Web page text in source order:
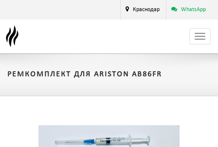
Краснодар WhatsApp
РЕМКОМПЛЕКТ ДЛЯ ARISTON AB86FR